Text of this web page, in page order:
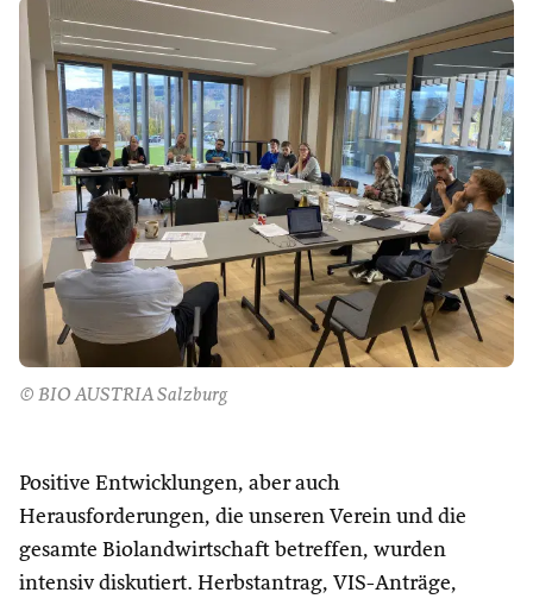
© BIO AUSTRIA Salzburg
Positive Entwicklungen, aber auch
Herausforderungen, die unseren Verein und die
gesamte Biolandwirtschaft betreffen, wurden
intensiv diskutiert. Herbstantrag, VIS-Anträge,